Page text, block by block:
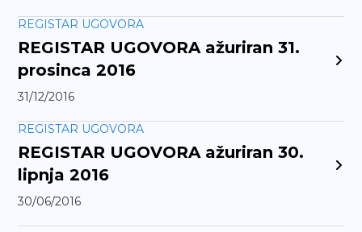
REGISTAR UGOVORA
REGISTAR UGOVORA ažuriran 31.
prosinca 2016
31/12/2016
REGISTAR UGOVORA
REGISTAR UGOVORA ažuriran 30.
lipnja 2016
30/06/2016